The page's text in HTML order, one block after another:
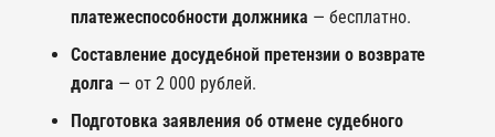
платежеспособности должника — бесплатно.
Составление досудебной претензии о возврате
долга — от 2 000 рублей.
Подготовка заявления об отмене судебного